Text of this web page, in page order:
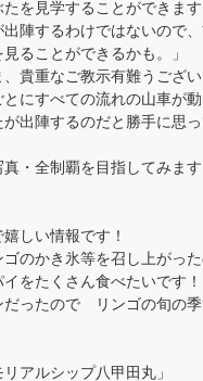
を見学することができます
陣するわけではないので
ることができるかも。」
貴重なご教示有難うござい
にすべての流れの山車が
出陣するのだと勝手に思っ
・全制覇を目指してみます
しい情報です！
のかき氷等を召し上がっ
をたくさん食べたいです！
だったので リンゴの旬の
アルシップ八甲田丸」